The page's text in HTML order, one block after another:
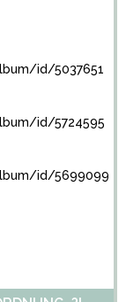
id/5037651
id/5724595
id/5699099